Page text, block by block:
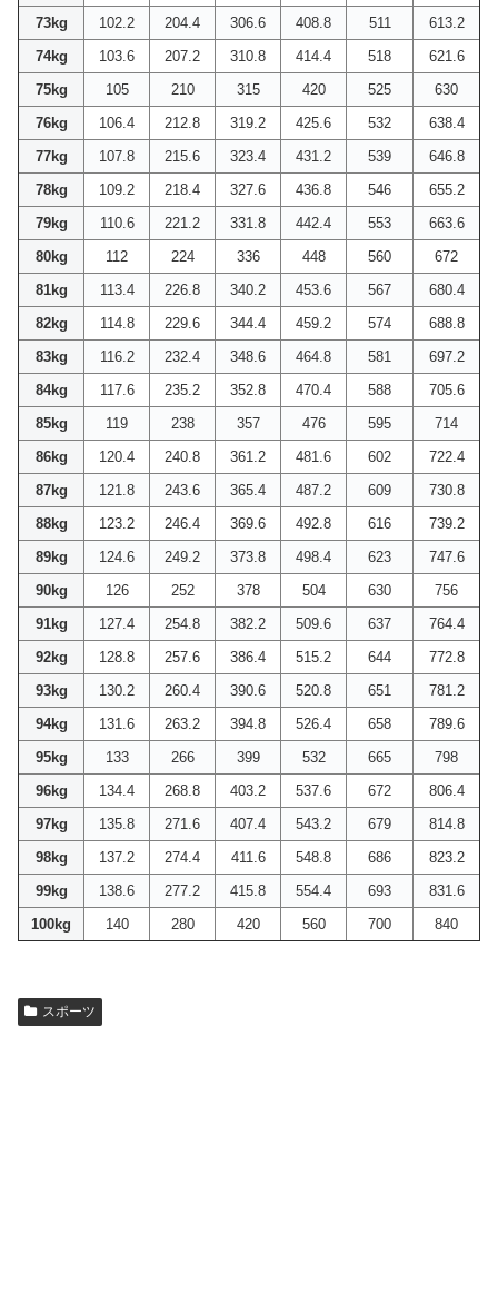
73kg
102.2 204.4 306.6 408.8 511
613.2
74kg
103.6 207.2 310.8 414.4 518
621.6
75kg
105 210 315 420 525
630
76kg
106.4 212.8 319.2 425.6 532
638.4
77kg
107.8 215.6 323.4 431.2 539
646.8
78kg
109.2 218.4 327.6 436.8 546
655.2
79kg
110.6 221.2 331.8 442.4 553
663.6
80kg
112 224 336 448 560
672
81kg
113.4 226.8 340.2 453.6 567
680.4
82kg
114.8 229.6 344.4 459.2 574
688.8
83kg
116.2 232.4 348.6 464.8 581
697.2
84kg
117.6 235.2 352.8 470.4 588
705.6
85kg
119 238 357 476 595
714
86kg
120.4 240.8 361.2 481.6 602
722.4
87kg
121.8 243.6 365.4 487.2 609
730.8
88kg
123.2 246.4 369.6 492.8 616
739.2
89kg
124.6 249.2 373.8 498.4 623
747.6
90kg
126 252 378 504 630
756
91kg
127.4 254.8 382.2 509.6 637
764.4
92kg
128.8 257.6 386.4 515.2 644
772.8
93kg
130.2 260.4 390.6 520.8 651
781.2
94kg
131.6 263.2 394.8 526.4 658
789.6
95kg
133 266 399 532 665
798
96kg
134.4 268.8 403.2 537.6 672
806.4
97kg
135.8 271.6 407.4 543.2 679
814.8
98kg
137.2 274.4 411.6 548.8 686
823.2
99kg
138.6 277.2 415.8 554.4 693
831.6
100kg
140 280 420 560 700 840
スポーツ